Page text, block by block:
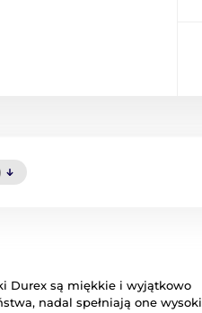
Durex są miękkie i wyjątkowo
nadal spełniają one wysoki